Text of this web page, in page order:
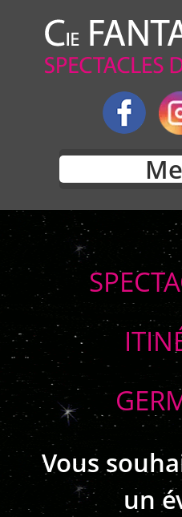
Vous
un